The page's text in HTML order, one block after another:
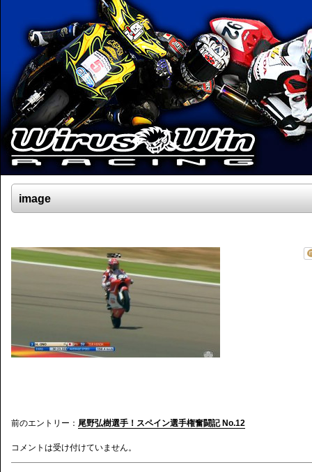
image
前のエントリー： 尾野弘樹選手！スペイン選手権奮闘記 No.12
コメントは受け付けていません。